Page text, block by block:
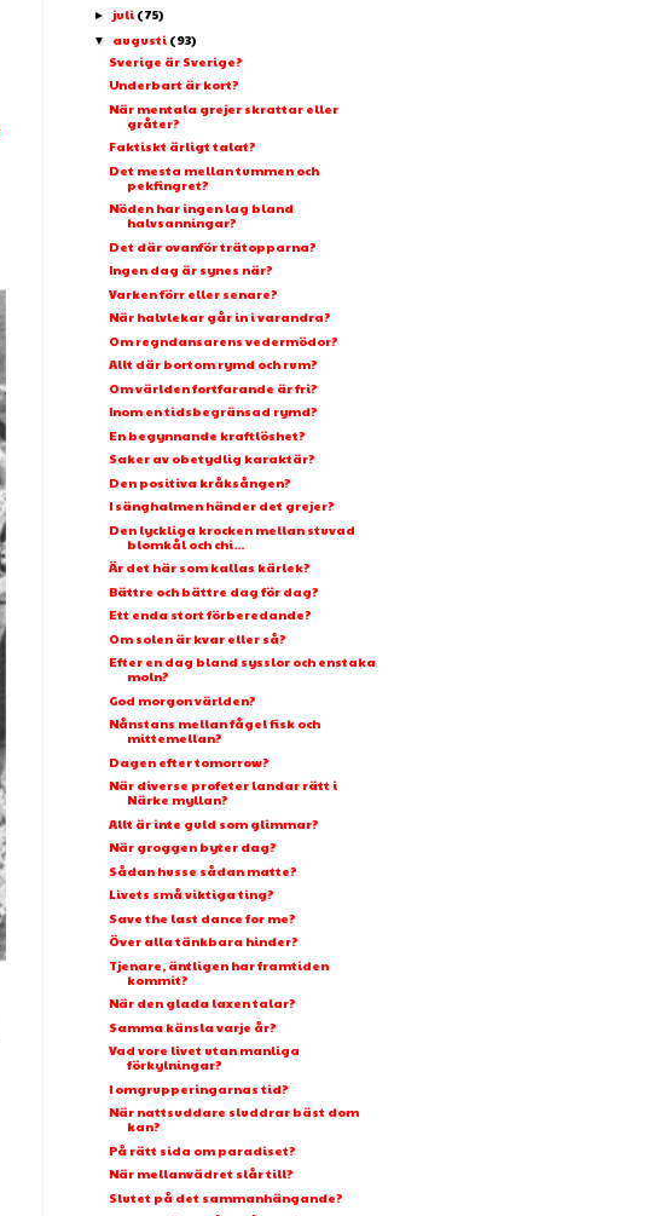
► juli (75)
▼ augusti (93)
Sverige är Sverige?
Underbart är kort?
När mentala grejer skrattar eller
gråter?
Faktiskt ärligt talat?
Det mesta mellan tummen och
pekfingret?
Nöden har ingen lag bland
halvsanningar?
Det där ovanför trätopparna?
Ingen dag är synes när?
Varken förr eller senare?
När halvlekar går in i varandra?
Om regndansarens vedermödor?
Allt där bortom rymd och rum?
Om världen fortfarande är fri?
Inom en tidsbegränsad rymd?
En begynnande kraftlöshet?
Saker av obetydlig karaktär?
Den positiva kråksången?
I sänghalmen händer det grejer?
Den lyckliga krocken mellan stuvad
blomkål och chi...
Är det här som kallas kärlek?
Bättre och bättre dag för dag?
Ett enda stort förberedande?
Om solen är kvar eller så?
Efter en dag bland sysslor och enstaka
moln?
God morgon världen?
Nånstans mellan fågel fisk och
mittemellan?
Dagen efter tomorrow?
När diverse profeter landar rätt i
Närke myllan?
Allt är inte guld som glimmar?
När groggen byter dag?
Sådan husse sådan matte?
Livets små viktiga ting?
Save the last dance for me?
Över alla tänkbara hinder?
Tjenare, äntligen har framtiden
kommit?
När den glada laxen talar?
Samma känsla varje år?
Vad vore livet utan manliga
förkylningar?
I omgrupperingarnas tid?
När nattsuddare sluddrar bäst dom
kan?
På rätt sida om paradiset?
När mellanvädret slår till?
Slutet på det sammanhängande?